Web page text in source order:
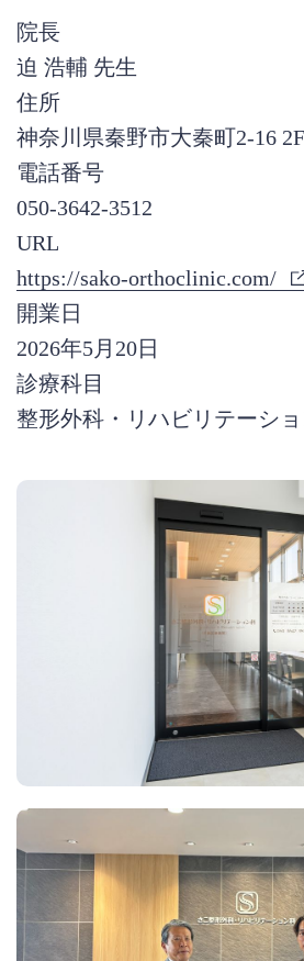
院長
迫 浩輔 先生
住所
神奈川県秦野市大秦町2-16 2F
電話番号
050-3642-3512
URL
https://sako-orthoclinic.com/
開業日
2026年5月20日
診療科目
整形外科・リハビリテーシ